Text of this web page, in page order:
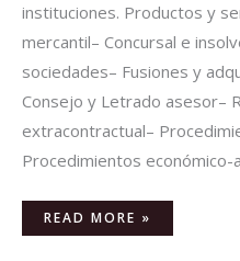
instituciones. Productos y
mercantil– Concursal e
sociedades– Fusiones y
Consejo y Letrado asesor–
extracontractual–
Procedimientos económico-
READ MORE »